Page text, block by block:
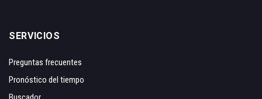
SERVICIOS
Preguntas frecuentes
Pronóstico del tiempo